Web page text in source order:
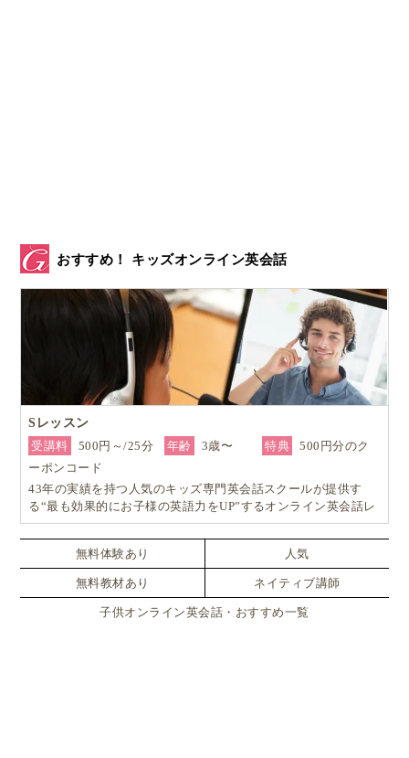
おすすめ！ キッズオンライン英会話
Sレッスン
受講料
500円～/25分 年齢 3歳〜 特典
500円分のク
ーポンコード
43年の実績を持つ人気のキッズ専門英会話スクールが提供す
る“最も効果的にお子様の英語力をUP”するオンライン英会話レ
ッスン！
無料体験あり 人気
無料教材あり ネイティブ講師
子供オンライン英会話・おすすめ一覧